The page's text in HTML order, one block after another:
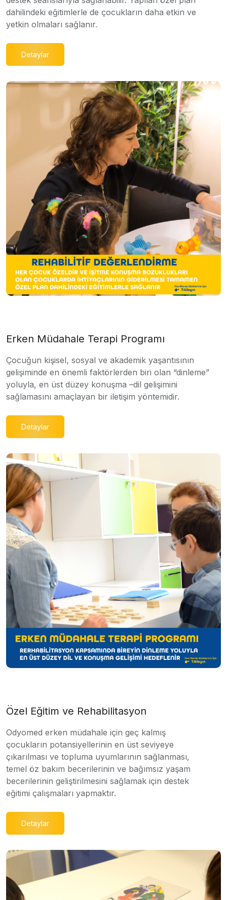
dahilindeki eğitimlerle de çocukların daha etkin ve
yetkin olmaları sağlanır.
Detaylar
Erken Müdahale Terapi Programı
Çocuğun kişisel, sosyal ve akademik yaşantısının
gelişiminde en önemli faktörlerden biri olan “dinleme”
yoluyla, en üst düzey konuşma –dil gelişimini
sağlamasını amaçlayan bir iletişim yöntemidir.
Detaylar
Özel Eğitim ve Rehabilitasyon
Odyomed erken müdahale için geç kalmış
çocukların potansiyellerinin en üst seviyeye
çıkarılması ve topluma uyumlarının sağlanması,
temel öz bakım becerilerinin ve bağımsız yaşam
becerilerinin geliştirilmesini sağlamak için destek
eğitimi çalışmaları yapmaktır.
Detaylar